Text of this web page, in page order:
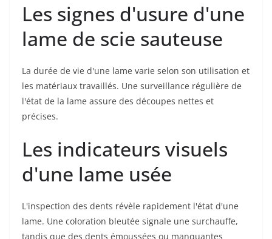
Les signes d'usure d'une
lame de scie sauteuse
La durée de vie d'une lame varie selon son utilisation et
les matériaux travaillés. Une surveillance régulière de
l'état de la lame assure des découpes nettes et
précises.
Les indicateurs visuels
d'une lame usée
L'inspection des dents révèle rapidement l'état d'une
lame. Une coloration bleutée signale une surchauffe,
tandis que des dents émoussées ou manquantes